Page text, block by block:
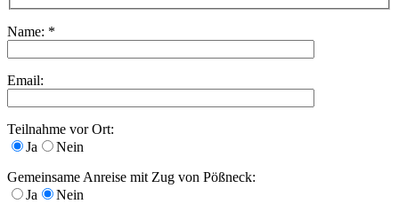
Name: *
Email:
Teilnahme vor Ort:
Ja
Nein
Gemeinsame Anreise mit Zug von Pößneck:
Ja
Nein